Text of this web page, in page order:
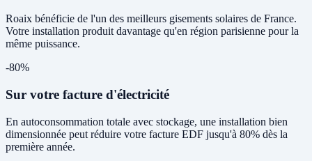
Roaix bénéficie de l'un des meilleurs gisements solaires de France.
Votre installation produit davantage qu'en région parisienne pour la
même puissance.
-80%
Sur votre facture d'électricité
En autoconsommation totale avec stockage, une installation bien
dimensionnée peut réduire votre facture EDF jusqu'à 80% dès la
première année.